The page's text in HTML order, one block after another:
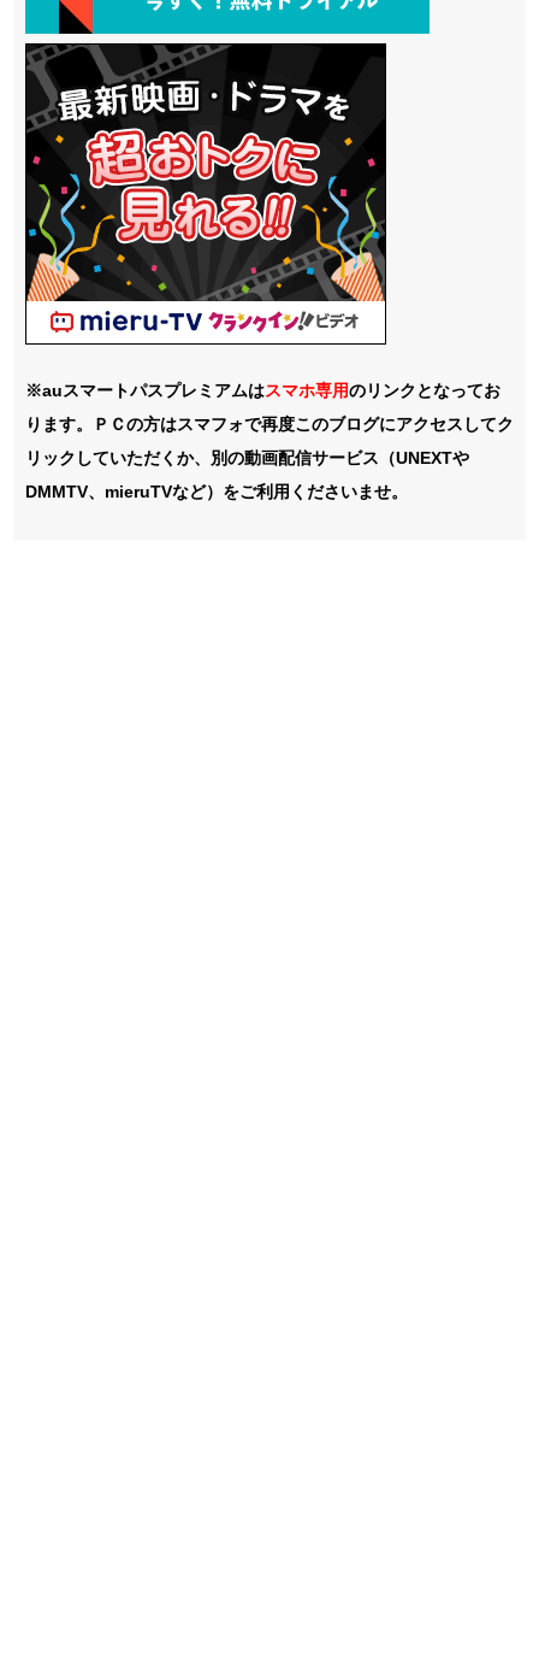
※auスマートパスプレミアムはスマホ専用のリンクとなってお
ります。ＰＣの方はスマフォで再度このブログにアクセスしてク
リックしていただくか、別の動画配信サービス（UNEXTや
DMMTV、mieruTVなど）をご利用くださいませ。